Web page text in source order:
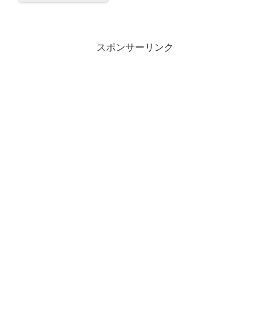
スポンサーリンク